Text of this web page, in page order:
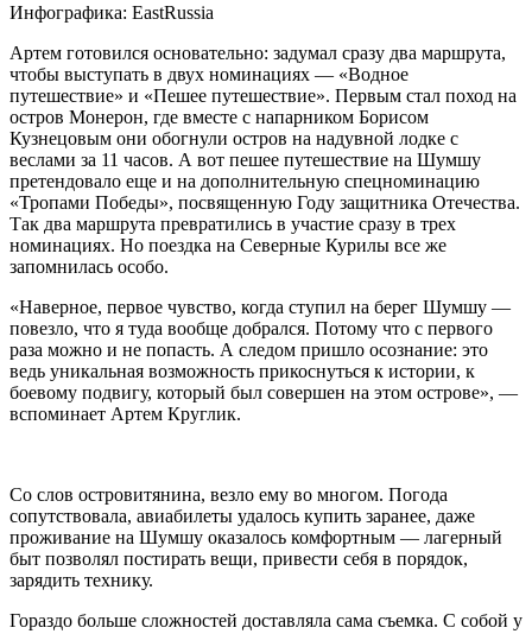
Инфографика: EastRussia
Артем готовился основательно: задумал сразу два маршрута,
чтобы выступать в двух номинациях — «Водное
путешествие» и «Пешее путешествие». Первым стал поход на
остров Монерон, где вместе с напарником Борисом
Кузнецовым они обогнули остров на надувной лодке с
веслами за 11 часов. А вот пешее путешествие на Шумшу
претендовало еще и на дополнительную спецноминацию
«Тропами Победы», посвященную Году защитника Отечества.
Так два маршрута превратились в участие сразу в трех
номинациях. Но поездка на Северные Курилы все же
запомнилась особо.
«Наверное, первое чувство, когда ступил на берег Шумшу —
повезло, что я туда вообще добрался. Потому что с первого
раза можно и не попасть. А следом пришло осознание: это
ведь уникальная возможность прикоснуться к истории, к
боевому подвигу, который был совершен на этом острове», —
вспоминает Артем Круглик.
Со слов островитянина, везло ему во многом. Погода
сопутствовала, авиабилеты удалось купить заранее, даже
проживание на Шумшу оказалось комфортным — лагерный
быт позволял постирать вещи, привести себя в порядок,
зарядить технику.
Гораздо больше сложностей доставляла сама съемка. С собой у